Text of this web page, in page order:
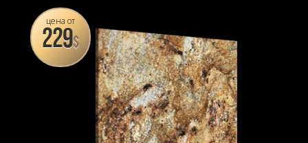
цена от
229$